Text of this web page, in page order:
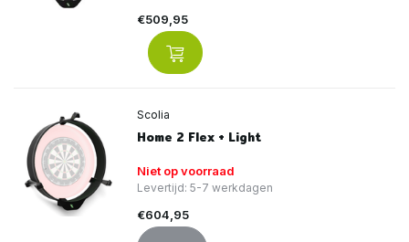
€509,95
Scolia
Home 2 Flex + Light
Niet op voorraad
Levertijd: 5-7 werkdagen
€604,95